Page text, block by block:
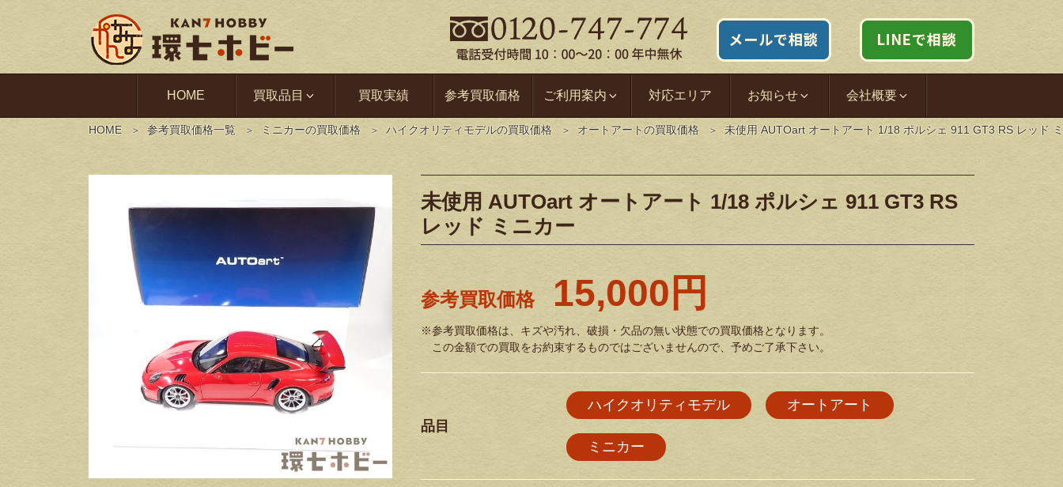
HOME 買取品目 買取実績 参考買取価格 ご利用案内 対応エリア お知らせ 会社概要
HOME 参考買取価格一覧 ミニカーの買取価格 ハイクオリティモデルの買取価格 オートアートの買取価格 未使用 AUTOart オートアート 1/18 ポルシェ 911 GT3 RS レッド
未使用 AUTOart オートアート 1/18 ポルシェ 911 GT3 RS
レッド ミニカー
参考買取価格 15,000円
※参考買取価格は、キズや汚れ、破損・欠品の無い状態での買取価格となります。
この金額での買取をお約束するものではございませんので、予めご了承下さい。
品目
ハイクオリティモデル オートアート
ミニカー